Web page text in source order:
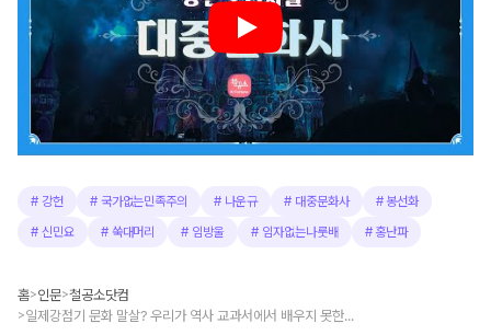
# 강헌 # 국가없는민족주의 # 나운규 # 대중문화사 # 봉선화
# 신민요 # 쑥대머리 # 임방울 # 임자없는나룻배 # 홍난파
홈>인문>철공소닷컴
> 일제강점기 문화 말살? 우리가 역사 교과서에서 배우지 못한 대중문화의 진짜 힘